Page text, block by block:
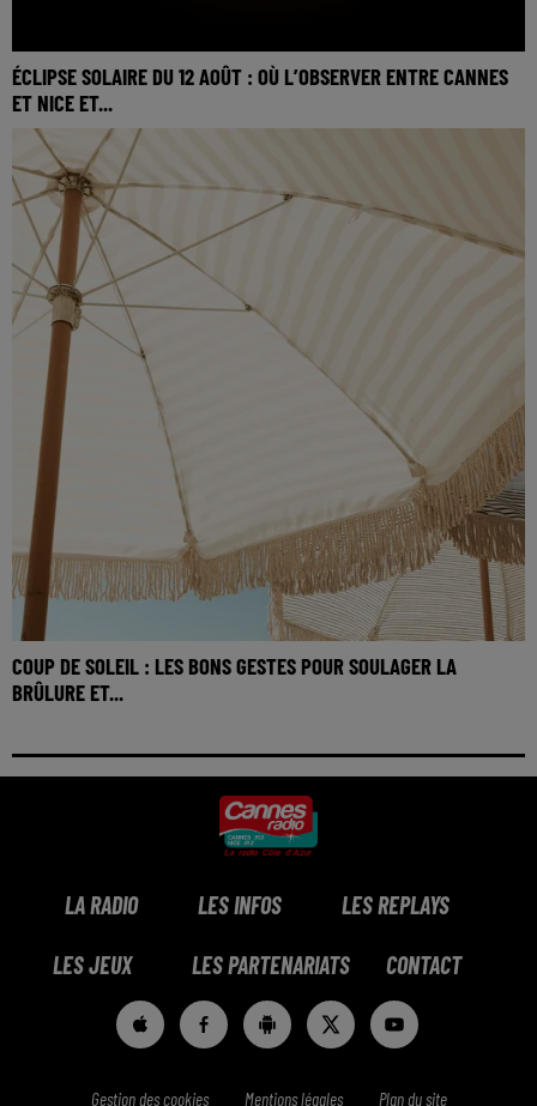
ÉCLIPSE SOLAIRE DU 12 AOÛT : OÙ L’OBSERVER ENTRE CANNES
ET NICE ET...
COUP DE SOLEIL : LES BONS GESTES POUR SOULAGER LA
BRÛLURE ET...
LA RADIO LES INFOS LES REPLAYS
LES JEUX LES PARTENARIATS CONTACT
Gestion des cookies Mentions légales Plan du site